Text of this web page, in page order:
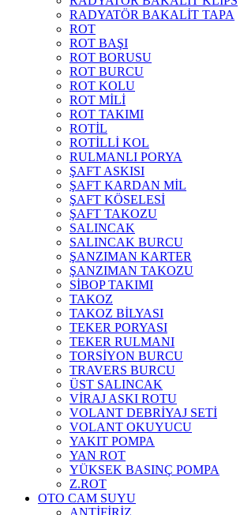
RADYATÖR BAKALİT TAPA
ROT
ROT BAŞI
ROT BORUSU
ROT BURCU
ROT KOLU
ROT MİLİ
ROT TAKIMI
ROTİL
ROTİLLİ KOL
RULMANLI PORYA
ŞAFT ASKISI
ŞAFT KARDAN MİL
ŞAFT KÖSELESİ
ŞAFT TAKOZU
SALINCAK
SALINCAK BURCU
ŞANZIMAN KARTER
ŞANZIMAN TAKOZU
SİBOP TAKIMI
TAKOZ
TAKOZ BİLYASI
TEKER PORYASI
TEKER RULMANI
TORSİYON BURCU
TRAVERS BURCU
ÜST SALINCAK
VİRAJ ASKI ROTU
VOLANT DEBRİYAJ SETİ
VOLANT OKUYUCU
YAKIT POMPA
YAN ROT
YÜKSEK BASINÇ POMPA
Z.ROT
OTO CAM SUYU